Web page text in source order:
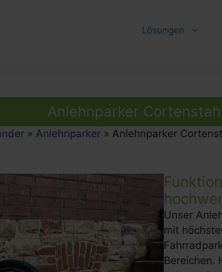
Lösungen
Anlehnparker
» Anlehnparker » Anlehnparker
Unser
mit
Bereichen.